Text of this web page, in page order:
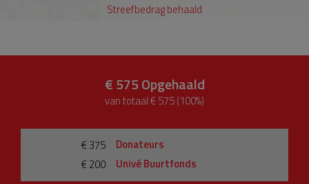
Streefbedrag behaald
€ 575Opgehaald
van totaal € 575 (100%)
€ 375
Donateurs
€ 200
Univé Buurtfonds